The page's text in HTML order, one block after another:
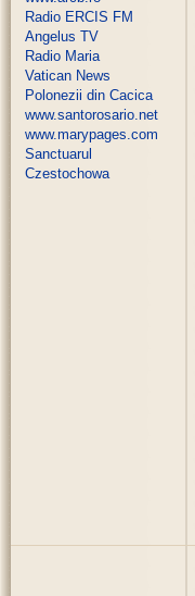
Radio ERCIS FM
Angelus TV
Radio Maria
Vatican News
Polonezii din Cacica
www.santorosario.net
www.marypages.com
Sanctuarul
Czestochowa